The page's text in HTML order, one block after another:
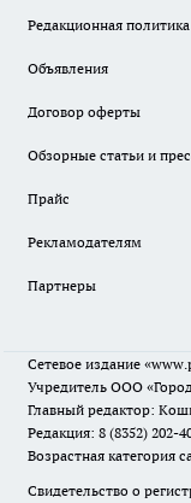
Редакционная политика
Объявления
Договор оферты
Обзорные статьи и
Прайс
Рекламодателям
Партнеры
Сетевое издание
Учредитель ООО
Главный редактор:
Редакция: 8 (8352) 202-
Возрастная категория
Свидетельство о